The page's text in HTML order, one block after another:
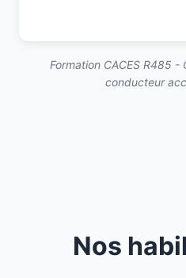
Formation CACES R485
conducteur
Nos